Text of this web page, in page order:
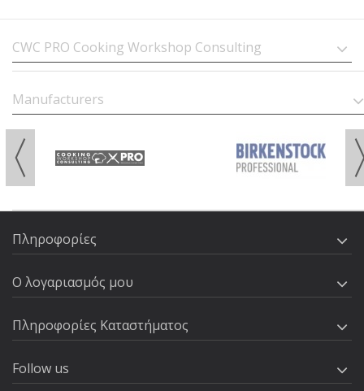
CWC PRO Cooking Workshop Consulting
Manufacturers
Πληροφορίες
Ο λογαριασμός μου
Πληροφορίες Καταστήματος
Follow us